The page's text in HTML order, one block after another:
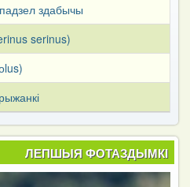
здабычы
serinus)
ЛЕПШЫЯ ФОТАЗДЫМКІ